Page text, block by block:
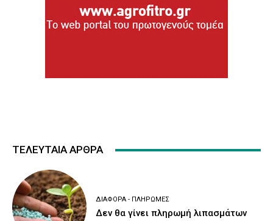
ΤΕΛΕΥΤΑΙΑ ΑΡΘΡΑ
ΔΙΆΦΟΡΑ - ΠΛΗΡΩΜΈΣ
Δεν θα γίνει πληρωμή λιπασμάτων